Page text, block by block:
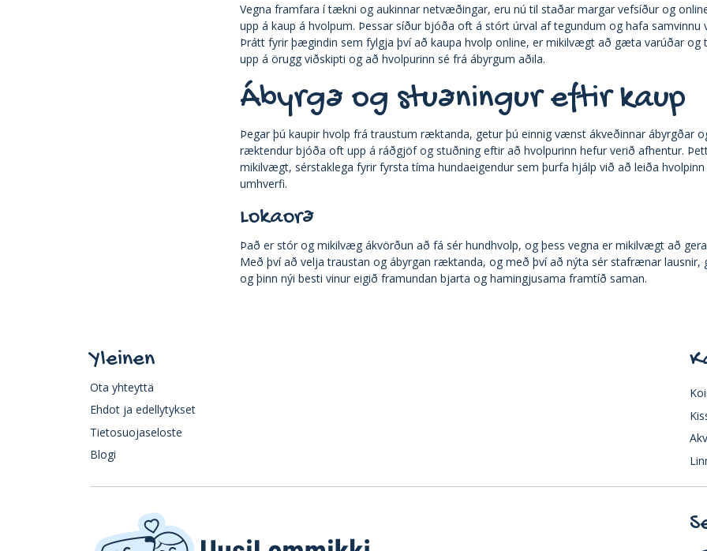
Vegna framfara í tækni og aukinnar netvæðingar, eru nú til staðar margar vefsíður og
upp á kaup á hvolpum. Þessar síður bjóða oft á stórt úrval af tegundum og hafa
Þrátt fyrir þægindin sem fylgja því að kaupa hvolp online, er mikilvægt að gæta varúðar og
upp á örugg viðskipti og að hvolpurinn sé frá ábyrgum aðila.
Ábyrgð og stuðningur eftir kaup
Þegar þú kaupir hvolp frá traustum ræktanda, getur þú einnig vænst ákveðinnar ábyrgðar
ræktendur bjóða oft upp á ráðgjöf og stuðning eftir að hvolpurinn hefur verið afhentur.
mikilvægt, sérstaklega fyrir fyrsta tíma hundaeigendur sem þurfa hjálp við að leiða
umhverfi.
Lokaorð
Það er stór og mikilvæg ákvörðun að fá sér hundhvolp, og þess vegna er mikilvægt að
Með því að velja traustan og ábyrgan ræktanda, og með því að nýta sér stafrænar lausnir,
og þinn nýi besti vinur eigið framundan bjarta og hamingjusama framtíð saman.
Yleinen
Ota yhteyttä
Ehdot ja edellytykset
Tietosuojaseloste
Blogi